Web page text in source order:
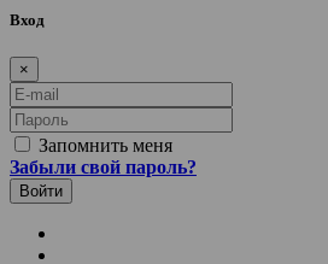
Вход
×
E-mail
Пароль
Запомнить меня
Забыли свой пароль?